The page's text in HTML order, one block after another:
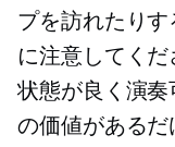
プを訪れたり
に注意してくだ
状態が良く演奏
の価値があるだ